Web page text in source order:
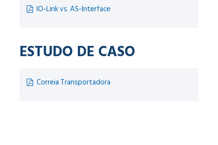
IO-Link vs. AS-Interface
ESTUDO DE CASO
Correia Transportadora